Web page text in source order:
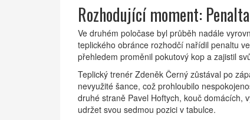
Rozhodující moment:
Ve druhém poločase byl průběh nadále
teplického obránce rozhodčí nařídil penaltu
přehledem proměnil pokutový kop a zajistil
Teplický trenér Zdeněk Černý zůstával po
nevyužité šance, což prohloubilo
druhé straně Pavel Hoftych, kouč domácích,
udržet svou sedmou pozici v tabulce.